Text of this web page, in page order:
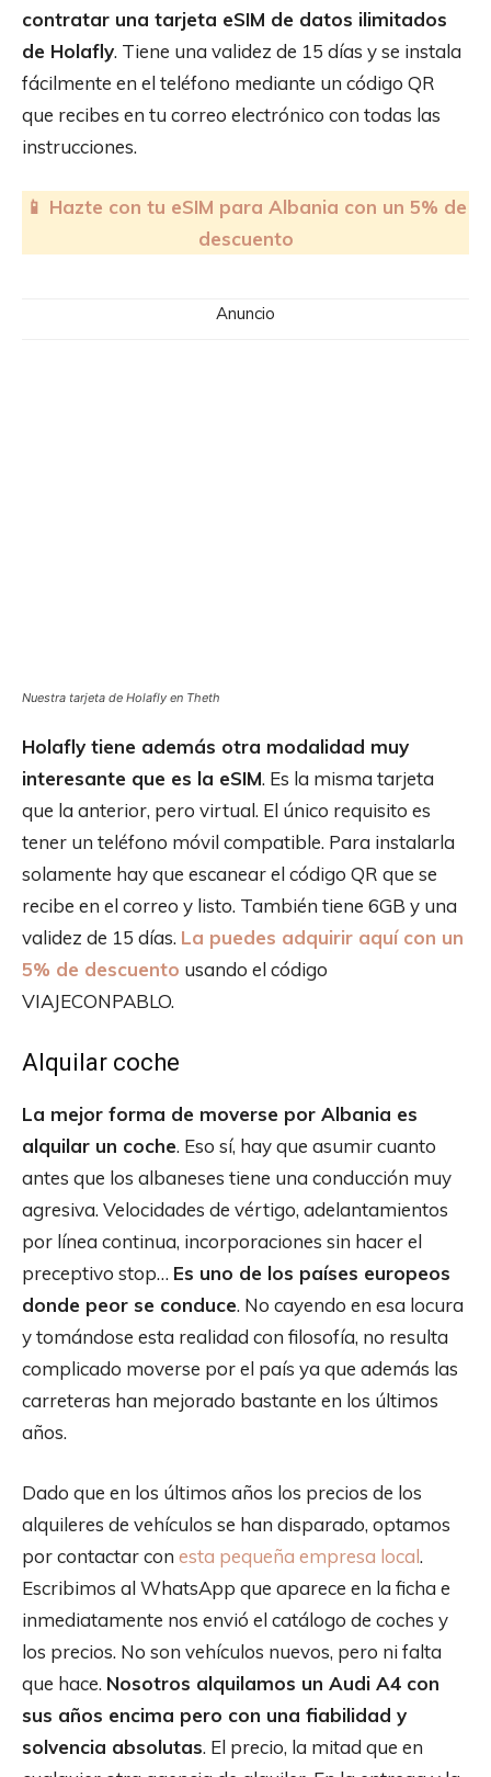
contratar una tarjeta eSIM de datos ilimitados
de Holafly. Tiene una validez de 15 días y se instala
fácilmente en el teléfono mediante un código QR
que recibes en tu correo electrónico con todas las
instrucciones.
📱 Hazte con tu eSIM para Albania con un 5% de
descuento
Anuncio
Nuestra tarjeta de Holafly en Theth
Holafly tiene además otra modalidad muy
interesante que es la eSIM. Es la misma tarjeta
que la anterior, pero virtual. El único requisito es
tener un teléfono móvil compatible. Para instalarla
solamente hay que escanear el código QR que se
recibe en el correo y listo. También tiene 6GB y una
validez de 15 días. La puedes adquirir aquí con un
5% de descuento usando el código
VIAJECONPABLO.
Alquilar coche
La mejor forma de moverse por Albania es
alquilar un coche. Eso sí, hay que asumir cuanto
antes que los albaneses tiene una conducción muy
agresiva. Velocidades de vértigo, adelantamientos
por línea continua, incorporaciones sin hacer el
preceptivo stop… Es uno de los países europeos
donde peor se conduce. No cayendo en esa locura
y tomándose esta realidad con filosofía, no resulta
complicado moverse por el país ya que además las
carreteras han mejorado bastante en los últimos
años.
Dado que en los últimos años los precios de los
alquileres de vehículos se han disparado, optamos
por contactar con esta pequeña empresa local.
Escribimos al WhatsApp que aparece en la ficha e
inmediatamente nos envió el catálogo de coches y
los precios. No son vehículos nuevos, pero ni falta
que hace. Nosotros alquilamos un Audi A4 con
sus años encima pero con una fiabilidad y
solvencia absolutas. El precio, la mitad que en